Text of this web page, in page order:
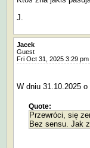
J.
Jacek
Guest
Fri Oct 31, 2025 3:29 pm
W dniu 31.10.2025
Quote:
Przewróci, się
Bez sensu. Jak